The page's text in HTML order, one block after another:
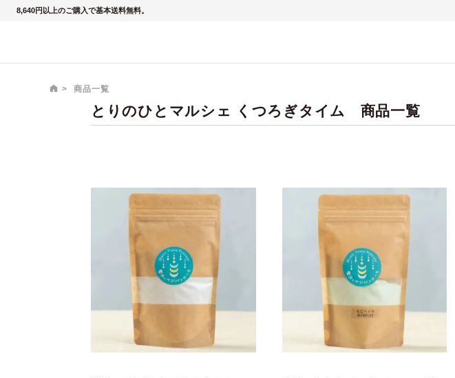
8,640円以上のご購入で基本送料無料。
商品一覧
とりのひとマルシェ くつろぎタイム 商品一覧